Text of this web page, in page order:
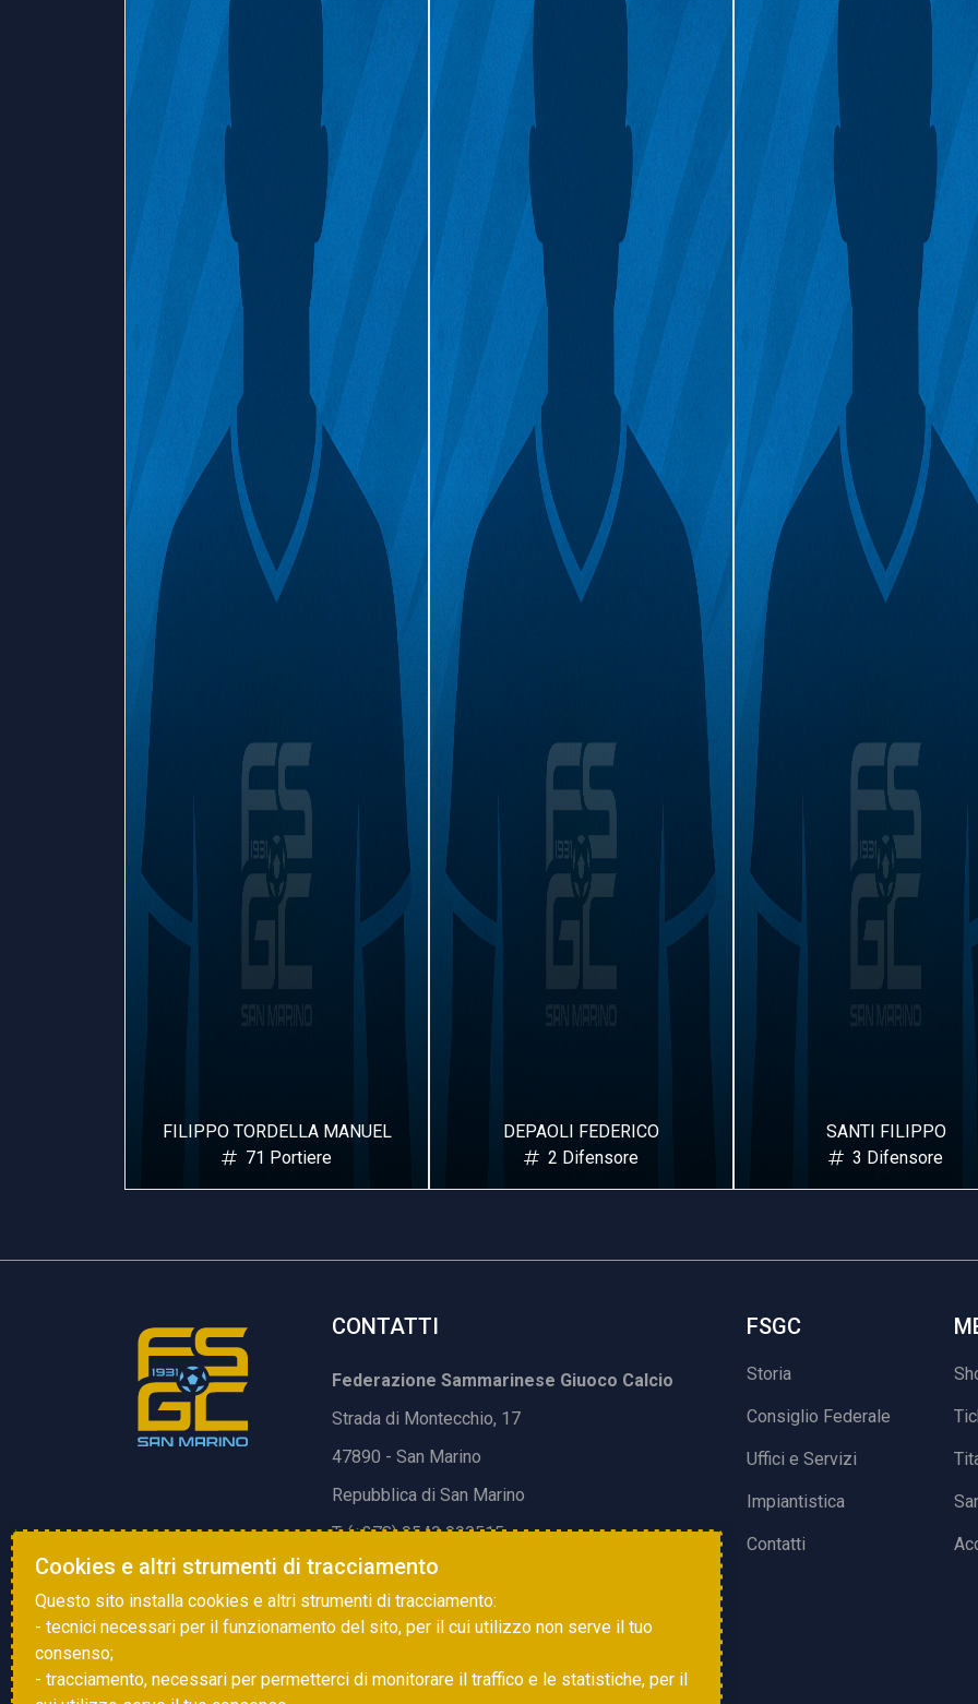
FILIPPO TORDELLA MANUEL
71 Portiere
DEPAOLI FEDERICO
2 Difensore
SANTI FILIPPO
3 Difensore
CONTATTI
Federazione Sammarinese Giuoco Calcio
Strada di Montecchio, 17
47890 - San Marino
Repubblica di San Marino
T. (+378) 0549 990515
E.info@fsgc.sm
FSGC
Storia
Consiglio Federale
Uffici e Servizi
Impiantistica
Contatti
Cookies e altri strumenti di tracciamento
Questo sito installa cookies e altri strumenti di tracciamento:
- tecnici necessari per il funzionamento del sito, per il cui utilizzo non serve il tuo
consenso;
- tracciamento, necessari per permetterci di monitorare il traffico e le statistiche, per il